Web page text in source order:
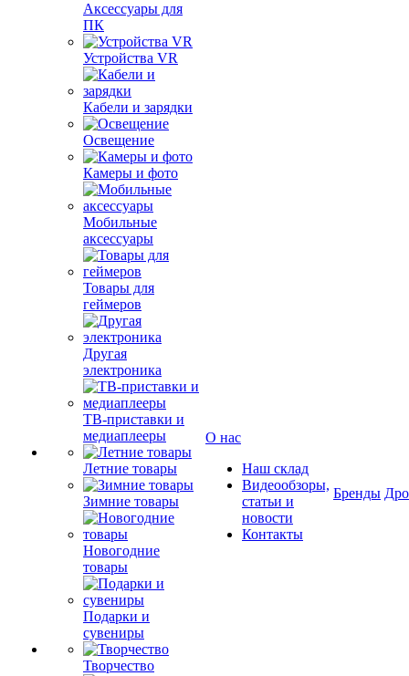
Аксессуары для
ПК
Устройства VR
Кабели и зарядки
Освещение
Камеры и фото
Мобильные
аксессуары
Товары для
геймеров
Другая
электроника
ТВ-приставки и
медиаплееры
Летние товары
Зимние товары
Новогодние
товары
Подарки и
сувениры
Творчество
О нас
Наш склад
Видеообзоры,
статьи и
новости
Контакты
Бренды